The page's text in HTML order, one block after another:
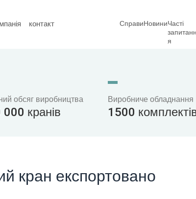
контакт СправиНовиниЧасті
запитанн
я
обсяг виробництва
кранів
Виробниче обладнання
1500
кран експортовано